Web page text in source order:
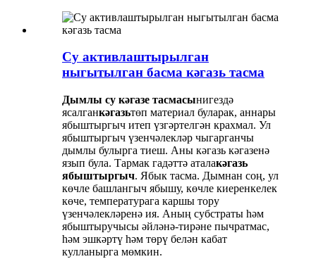
Су активлаштырылган
ныгытылган басма кәгазь тасма
Дымлы су кәгазе тасмасынигездә
ясалганкәгазьтөп материал буларак, аннары
ябыштыргыч итеп үзгәртелгән крахмал. Ул
ябыштыргыч үзенчәлекләр чыгарганчы
дымлы булырга тиеш. Аны кәгазь кәгазенә
язып була. Тармак гадәттә аталакәгазь
ябыштыргыч. Ябык тасма. Дымнан соң, ул
көчле башлангыч ябышу, көчле киеренкелек
көче, температурага каршы тору
үзенчәлекләренә ия. Аның субстраты һәм
ябыштыручысы әйләнә-тирәне пычратмас,
һәм эшкәртү һәм төрү белән кабат
кулланырга мөмкин.